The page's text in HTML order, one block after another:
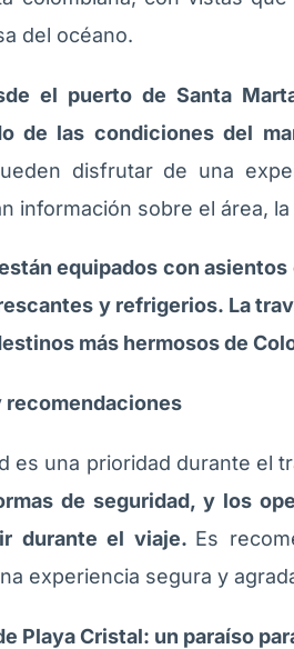
del océano.
el puerto de Santa
de las condiciones del
disfrutar de una
información sobre el área,
equipados con
y refrigerios. La
más hermosos de
recomendaciones
es una prioridad durante el
de seguridad, y los
durante el viaje. Es
experiencia segura y
Playa Cristal: un paraíso